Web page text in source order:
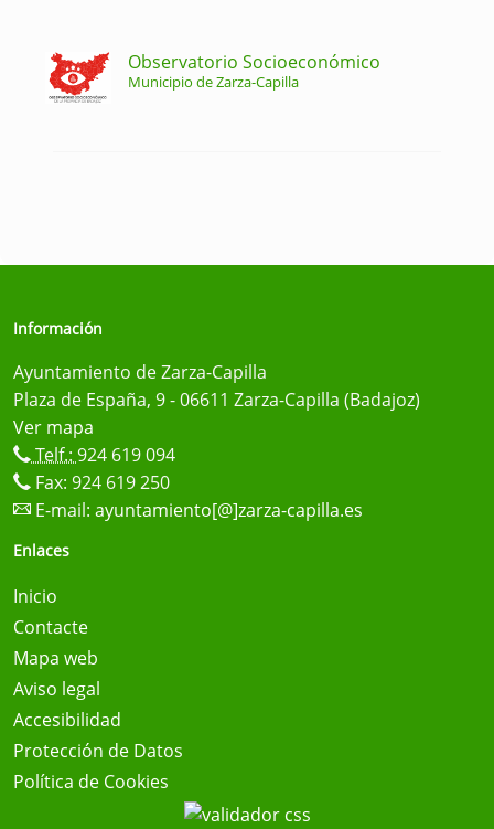
Observatorio Socioeconómico
Municipio de Zarza-Capilla
Información
Ayuntamiento de Zarza-Capilla
Plaza de España, 9 - 06611 Zarza-Capilla (Badajoz)
Ver mapa
Telf.: 924 619 094
Fax: 924 619 250
E-mail: ayuntamiento[@]zarza-capilla.es
Enlaces
Inicio
Contacte
Mapa web
Aviso legal
Accesibilidad
Protección de Datos
Política de Cookies